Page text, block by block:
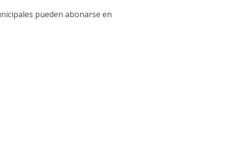
pueden abonarse en